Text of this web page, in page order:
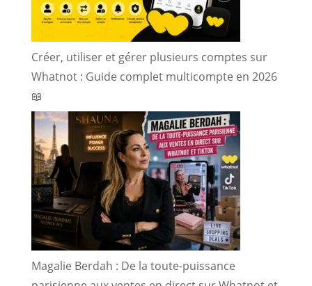
Créer, utiliser et gérer plusieurs comptes sur
Whatnot : Guide complet multicompte en 2026
📖
Magalie Berdah : De la toute-puissance